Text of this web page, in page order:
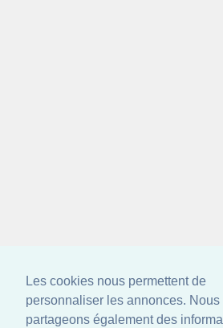
Les cookies nous permettent de
personnaliser les annonces. Nous
partageons également des